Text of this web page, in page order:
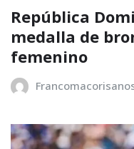
República
medalla de
femenino